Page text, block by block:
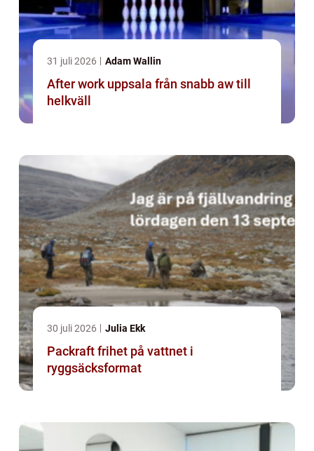
31 juli 2026 Adam Wallin
After work uppsala från snabb aw till
helkväll
30 juli 2026 Julia Ekk
Packraft frihet på vattnet i
ryggsäcksformat